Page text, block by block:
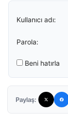
Kullanıcı adı:
Parola:
Beni hatırla
Paylaş: